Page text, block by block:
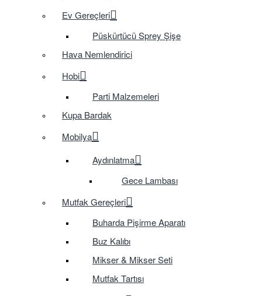
Ev Gereçleri
Püskürtücü Sprey Şişe
Hava Nemlendirici
Hobi
Parti Malzemeleri
Kupa Bardak
Mobilya
Aydınlatma
Gece Lambası
Mutfak Gereçleri
Buharda Pişirme Aparatı
Buz Kalıbı
Mikser & Mikser Seti
Mutfak Tartısı